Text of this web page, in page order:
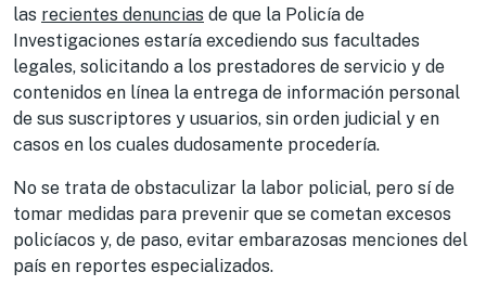
las recientes denuncias de que la Policía de
Investigaciones estaría excediendo sus facultades
legales, solicitando a los prestadores de servicio y de
contenidos en línea la entrega de información personal
de sus suscriptores y usuarios, sin orden judicial y en
casos en los cuales dudosamente procedería.
No se trata de obstaculizar la labor policial, pero sí de
tomar medidas para prevenir que se cometan excesos
policíacos y, de paso, evitar embarazosas menciones del
país en reportes especializados.